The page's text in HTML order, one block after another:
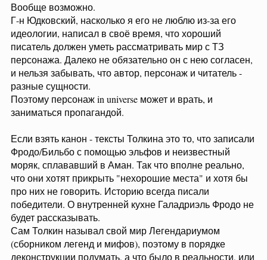
Вообще возможно.
Г-н Юдковский, насколько я его не люблю из-за его
идеологии, написал в своё время, что хороший
писатель должен уметь рассматривать мир с ТЗ
персонажа. Далеко не обязательно он с нею согласен,
и нельзя забывать, что автор, персонаж и читатель -
разные сущности.
Поэтому персонаж in universe может и врать, и
заниматься пропагандой.
Если взять канон - тексты Толкина это то, что записали
Фродо/Бильбо с помощью эльфов и неизвестный
моряк, сплававший в Аман. Так что вполне реально,
что они хотят прикрыть "нехорошие места" и хотя бы
про них не говорить. Историю всегда писали
победители. О внутренней кухне Галадриэль Фродо не
будет рассказывать.
Сам Толкин называл свой мир Легендариумом
(сборником легенд и мифов), поэтому в порядке
деконструкции подумать, а что было в реальности, или